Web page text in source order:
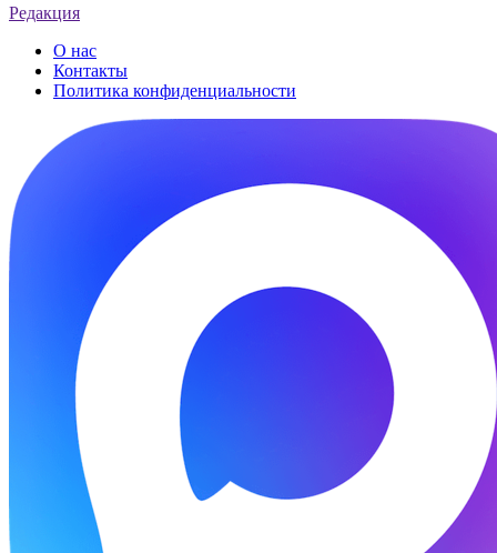
Редакция
О нас
Контакты
Политика конфиденциальности